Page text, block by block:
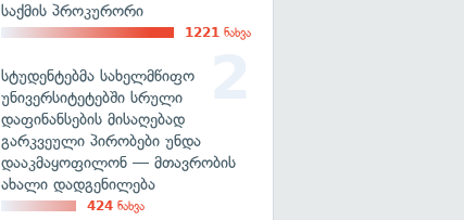
საქმის პროკურორი
1221 ნახვა
სტუდენტებმა სახელმწიფო
უნივერსიტეტებში სრული
დაფინანსების მისაღებად
გარკვეული პირობები უნდა
დააკმაყოფილონ — მთავრობის
ახალი დადგენილება
424 ნახვა